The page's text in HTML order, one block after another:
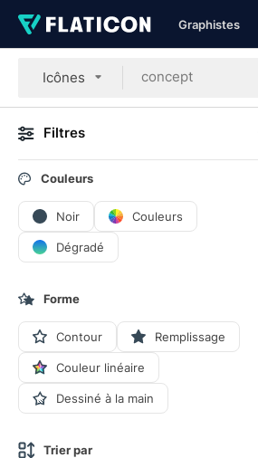
Graphistes
Icônes
Filtres
Couleurs
Noir Couleurs
Dégradé
Forme
Contour Remplissage
Couleur linéaire
Dessiné à la main
Trier par